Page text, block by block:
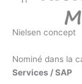
Nielsen concept
Nominé dans la
Services / SAP